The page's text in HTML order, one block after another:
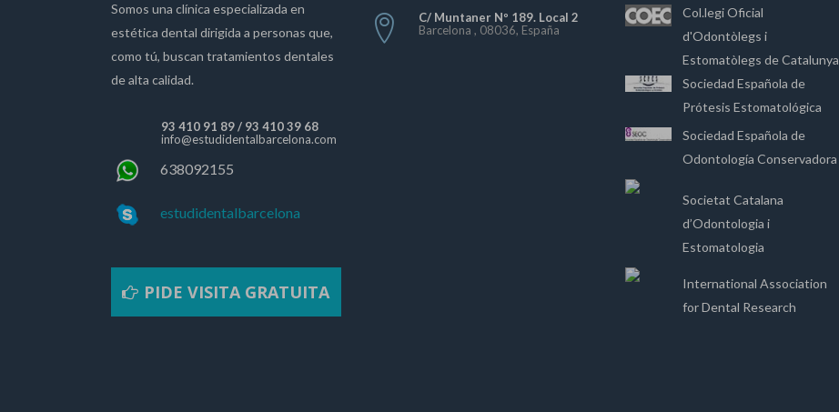
Somos una clínica especializada en
estética dental dirigida a personas que,
como tú, buscan tratamientos dentales
de alta calidad.
93 410 91 89/ 93 410 39 68
info@estudidentalbarcelona.com
638092155
estudidentalbarcelona
PIDE VISITA GRATUITA
C/ Muntaner Nº 189. Local 2
Barcelona , 08036, España
Col.legi Oficial
d'Odontòlegs i
Estomatòlegs de Catalunya
Sociedad Española de
Prótesis Estomatológica
Sociedad Española de
Odontología Conservadora
Societat Catalana
d’Odontologia i
Estomatologia
International Association
for Dental Research